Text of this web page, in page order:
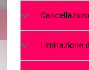
Limitazione